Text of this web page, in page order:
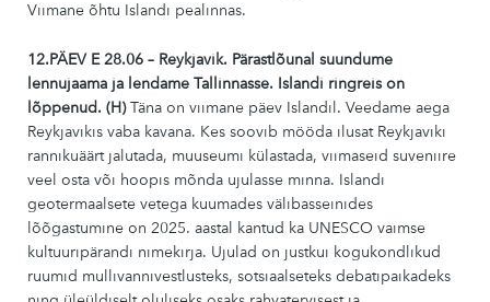
Viimane õhtu Islandi pealinnas.
12.PÄEV E 28.06 – Reykjavik. Pärastlõunal suundume
lennujaama ja lendame Tallinnasse. Islandi ringreis on
lõppenud. (H)Täna on viimane päev Islandil. Veedame aega
Reykjavikis vaba kavana. Kes soovib mööda ilusat Reykjaviki
rannikuäärt jalutada, muuseumi külastada, viimaseid suveniire
veel osta või hoopis mõnda ujulasse minna. Islandi
geotermaalsete vetega kuumades välibasseinides
lõõgastumine on 2025. aastal kantud ka UNESCO vaimse
kultuuripärandi nimekirja. Ujulad on justkui kogukondlikud
ruumid mullivannivestlusteks, sotsiaalseteks debatipaikadeks